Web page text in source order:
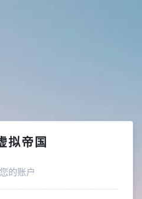
拟帝国
的账户